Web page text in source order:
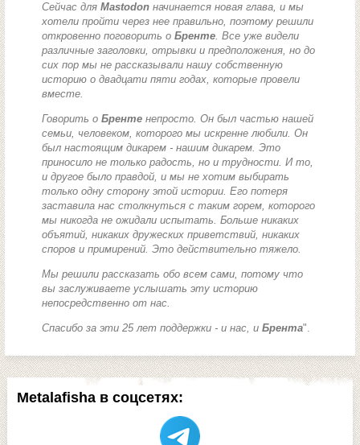
Metalafisha в соцсетях:
Сейчас для Mastodon начинается новая глава, и мы
хотели пройти через нее правильно, поэтому решили
откровенно поговорить о Бренте. Все уже видели
различные заголовки, отрывки и предположения, но до
сих пор мы не рассказывали нашу собственную
историю о двадцати пяти годах, которые провели
вместе.
Говорить о Бренте непросто. Он был частью нашей
семьи, человеком, которого мы искренне любили. Он
был настоящим дикарем - нашим дикарем. Это
приносило не только радость, но и трудности. И то,
и другое было правдой, и мы не хотим выбирать
только одну сторону этой истории. Его потеря
заставила нас столкнуться с таким горем, которого
мы никогда не ожидали испытать. Больше никаких
объятий, никаких дружеских приветствий, никаких
споров и примирений. Это действительно тяжело.
Мы решили рассказать обо всем сами, потому что
вы заслуживаете услышать эту историю
непосредственно от нас.
Спасибо за эти 25 лет поддержки - и нас, и Брента".